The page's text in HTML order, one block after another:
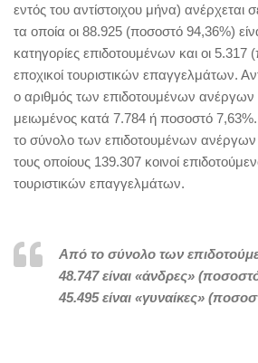
εντός του αντίστοιχου μήνα)
τα οποία οι 88.925 (ποσοστό 94,36%)
κατηγορίες επιδοτουμένων και οι 5.317
εποχικοί τουριστικών επαγγελμάτων.
ο αριθμός των επιδοτουμένων ανέργων
μειωμένος κατά 7.784 ή ποσοστό 7,63%.
το σύνολο των επιδοτουμένων
τους οποίους 139.307 κοινοί
τουριστικών επαγγελμάτων.
Από το σύνολο των
48.747 είναι «άνδρες»
45.495 είναι «γυναίκες»